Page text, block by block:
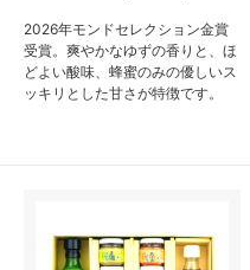
2026年モンドセレクション金賞
受賞。爽やかなゆずの香りと、ほ
どよい酸味、蜂蜜のみの優しいス
ッキリとした甘さが特徴です。